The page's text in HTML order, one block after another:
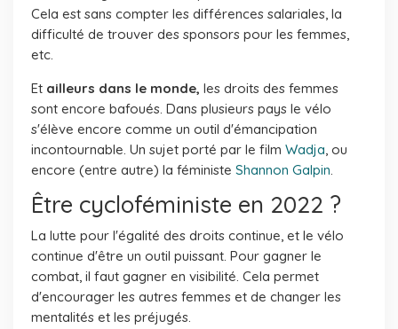
Cela est sans compter les différences salariales, la
difficulté de trouver des sponsors pour les femmes,
etc.
Et ailleurs dans le monde, les droits des femmes
sont encore bafoués. Dans plusieurs pays le vélo
s'élève encore comme un outil d'émancipation
incontournable. Un sujet porté par le film Wadja, ou
encore (entre autre) la féministe Shannon Galpin.
Être cycloféministe en 2022 ?
La lutte pour l'égalité des droits continue, et le vélo
continue d'être un outil puissant. Pour gagner le
combat, il faut gagner en visibilité. Cela permet
d'encourager les autres femmes et de changer les
mentalités et les préjugés.